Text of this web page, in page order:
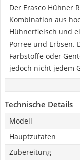
Der Erasco Hühner
Kombination aus
Hühnerfleisch und
Porree und Erbsen.
Farbstoffe oder
jedoch nicht jedem
Technische Details
Modell
Hauptzutaten
Zubereitung